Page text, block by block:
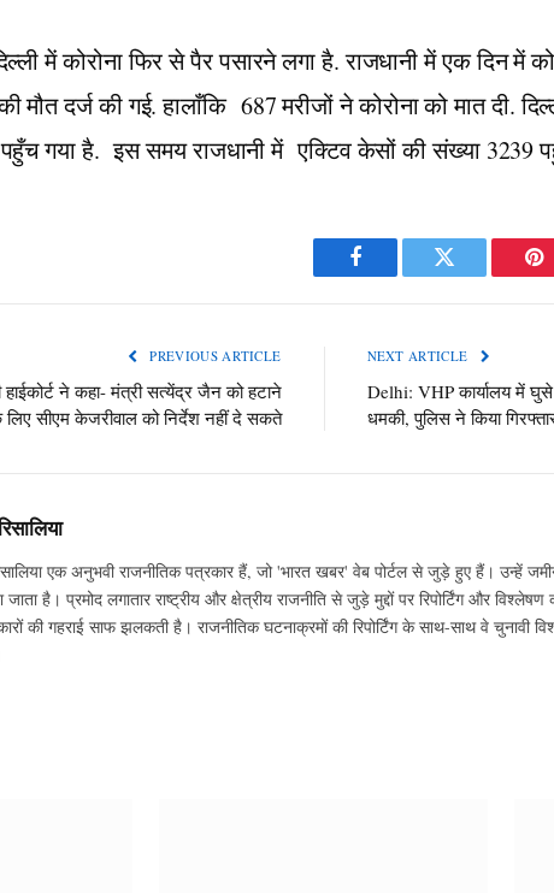
में कोरोना फिर से पैर पसारने लगा है. राजधानी में एक दिन में
मौत दर्ज की गई. हालाँकि 687 मरीजों ने कोरोना को मात दी.
गया है. इस समय राजधानी में एक्टिव केसों की संख्या 3239
Facebook Twitter
PREVIOUS ARTICLE
हाईकोर्ट ने कहा- मंत्री सत्येंद्र जैन को हटाने
सीएम केजरीवाल को निर्देश नहीं दे सकते
NEXT ARTICLE
Delhi: VHP कार्यालय में
धमकी, पुलिस ने किया
एक अनुभवी राजनीतिक पत्रकार हैं, जो 'भारत खबर' वेब पोर्टल से जुड़े हुए हैं। उन्हें
जाता है। प्रमोद लगातार राष्ट्रीय और क्षेत्रीय राजनीति से जुड़े मुद्दों पर रिपोर्टिंग और
की गहराई साफ झलकती है। राजनीतिक घटनाक्रमों की रिपोर्टिंग के साथ-साथ वे चुनावी